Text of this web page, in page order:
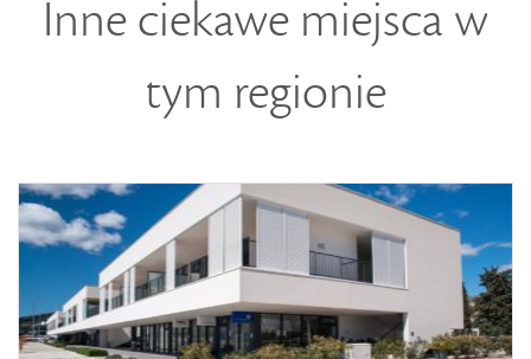
Inne ciekawe miejsca w
tym regionie